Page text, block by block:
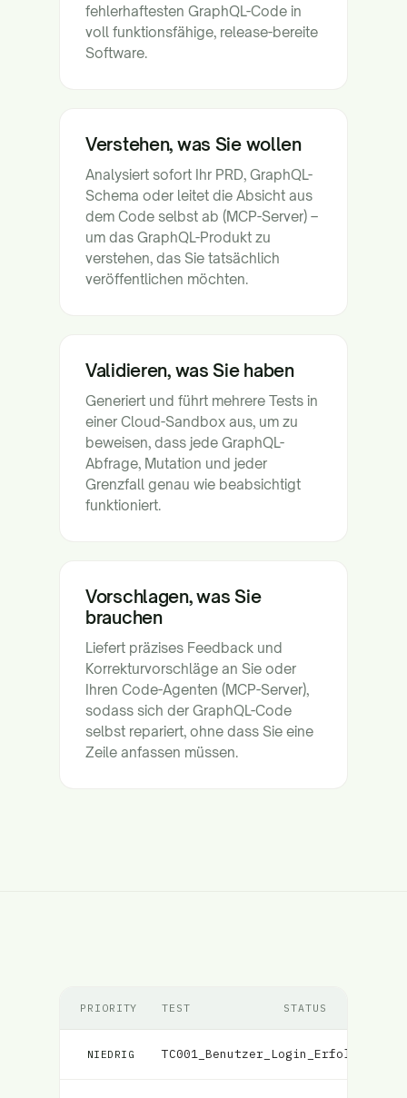
fehlerhaftesten GraphQL-Code in
voll funktionsfähige, release-bereite
Software.
Verstehen, was Sie wollen
Analysiert sofort Ihr PRD, GraphQL-
Schema oder leitet die Absicht aus
dem Code selbst ab (MCP-Server) –
um das GraphQL-Produkt zu
verstehen, das Sie tatsächlich
veröffentlichen möchten.
Validieren, was Sie haben
Generiert und führt mehrere Tests in
einer Cloud-Sandbox aus, um zu
beweisen, dass jede GraphQL-
Abfrage, Mutation und jeder
Grenzfall genau wie beabsichtigt
funktioniert.
Vorschlagen, was Sie
brauchen
Liefert präzises Feedback und
Korrekturvorschläge an Sie oder
Ihren Code-Agenten (MCP-Server),
sodass sich der GraphQL-Code
selbst repariert, ohne dass Sie eine
Zeile anfassen müssen.
PRIORITY TEST STATUS
NIEDRIG TC001_Benutzer_Login_Erfolg